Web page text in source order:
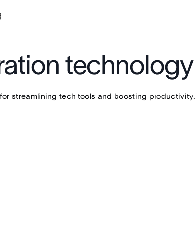
technology
streamlining tech tools and boosting productivity.